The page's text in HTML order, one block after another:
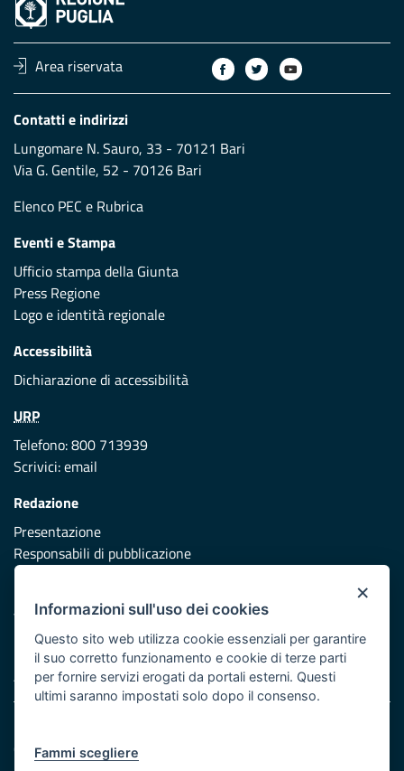
Area riservata
Contatti e indirizzi
Lungomare N. Sauro, 33 - 70121 Bari
Via G. Gentile, 52 - 70126 Bari
Elenco PEC e Rubrica
Eventi e Stampa
Ufficio stampa della Giunta
Press Regione
Logo e identità regionale
Accessibilità
Dichiarazione di accessibilità
URP
Telefono: 800 713939
Scrivici:email
Redazione
Presentazione
Responsabili di pubblicazione
Vai al sito di Protezione Civile Puglia
Iniziativa finanziata con risorse del POR Puglia 2014/2020 -
Asse XI
Cookie e privacy
×
Informazioni sull'uso dei cookies
Questo sito web utilizza cookie essenziali per garantire
il suo corretto funzionamento e cookie di terze parti
per fornire servizi erogati da portali esterni. Questi
ultimi saranno impostati solo dopo il consenso.
Fammi scegliere